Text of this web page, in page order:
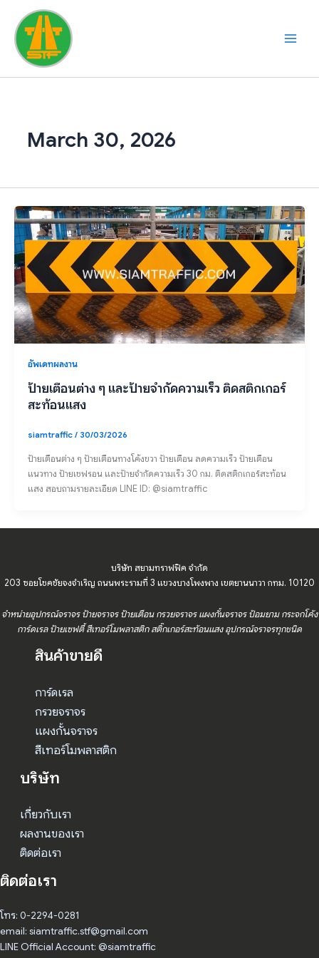
content
March 30, 2026
อัพเดทผลงาน
ป้ายเตือนต่าง ๆ และป้ายจำกัดความเร็ว ติดสติกเกอร์
สะท้อนแสง
siamtraffic/ 30/03/2026
ป้ายเตือนต่าง ๆ ป้ายเตือนทางโค้งขวา ป้ายเตือน ลดความเร็ว ป้ายเตือน
แนวทาง ป้ายเชฟรอน และป้ายจำกัดความเร็ว 30 กม. ติดสติกเกอร์สะท้อน
แสง สอบถามรายละเอียด LINE ID: @siamtraffic
บริษัท สยามทราฟฟิค จำกัด
203 ซอยโชคชัยจงจำเริญ ถนนพระรามที่ 3 แขวงบางโพงพาง เขตยานนาวา กทม. 10120
จำหน่ายอุปกรณ์จราจร ป้ายจราจร ป้ายเตือน กรวยจราจร แผงกั้นจราจร ป้อมยาม กระจกโค้ง
การ์ดเรล ป้ายเซฟตี้ สีเทอร์โมพลาสติก สติ๊กเกอร์สะท้อนแสง อุปกรณ์จราจรทุกชนิด
สินค้าขายดี
การ์ดเรล
กรวยจราจร
แผงกั้นจราจร
สีเทอร์โมพลาสติก
บริษัท
เกี่ยวกับเรา
ผลงานของเรา
ติดต่อเรา
ติดต่อเรา
โทร: 0-2294-0281
email: siamtraffic.stf@gmail.com
LINE Official Account: @siamtraffic